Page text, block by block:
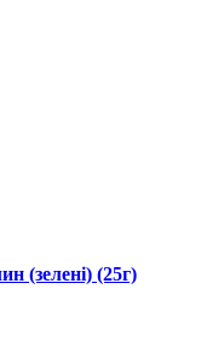
(зелені) (25г)